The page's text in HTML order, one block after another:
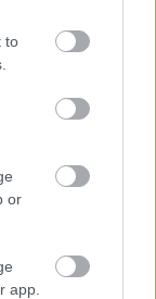
to
or
app.
το ανάποδο.